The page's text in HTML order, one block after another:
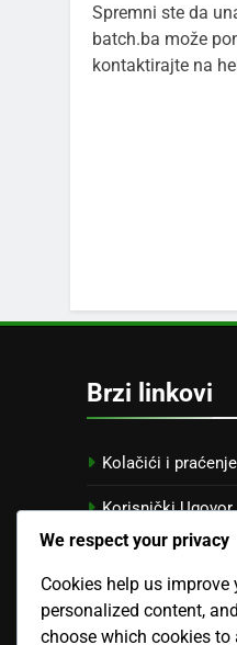
Spremni ste da
batch.ba može
kontaktirajte na
Brzi linkovi
Kolačići i praćenje
Korisnički Ugovor
O nama
Kontaktirajte nas
We respect your privacy
Cookies help us improve
personalized content,
choose which cookies